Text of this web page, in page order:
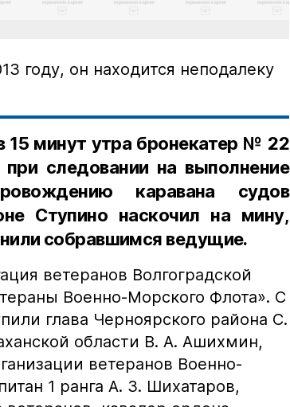
году, он находится неподалеку
15 минут утра бронекатер № 22
следовании на выполнение
каравана судов
Ступино наскочил на мину,
собравшимся ведущие.
ветеранов Волгоградской
Военно-Морского Флота». С
глава Черноярского района С.
области В. А. Ашихмин,
ветеранов Военно-
1 ранга А. З. Шихатаров,